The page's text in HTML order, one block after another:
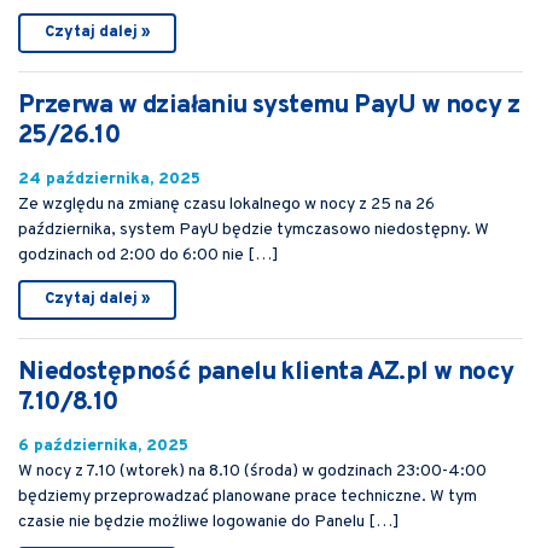
Czytaj dalej »
Przerwa w działaniu systemu PayU w nocy z
25/26.10
24 października, 2025
Ze względu na zmianę czasu lokalnego w nocy z 25 na 26
października, system PayU będzie tymczasowo niedostępny. W
godzinach od 2:00 do 6:00 nie […]
Czytaj dalej »
Niedostępność panelu klienta AZ.pl w nocy
7.10/8.10
6 października, 2025
W nocy z 7.10 (wtorek) na 8.10 (środa) w godzinach 23:00-4:00
będziemy przeprowadzać planowane prace techniczne. W tym
czasie nie będzie możliwe logowanie do Panelu […]